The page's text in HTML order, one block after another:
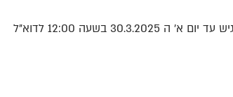
בשעה 12:00 לדוא"ל